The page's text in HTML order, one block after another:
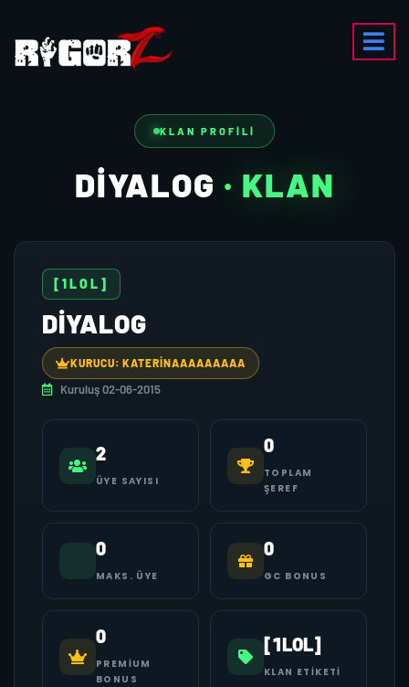
KLAN PROFILI
DIYALOG · KLAN
[1LOL]
DIYALOG
KURUCU: KATERINAAAAAAAAA
Kuruluş 02-06-2015
2
ÜYE SAYISI
0
TOPLAM
ŞEREF
0
MAKS. ÜYE
0
GC BONUS
0
PREMIUM
BONUS
[1LOL]
KLAN ETIKETI